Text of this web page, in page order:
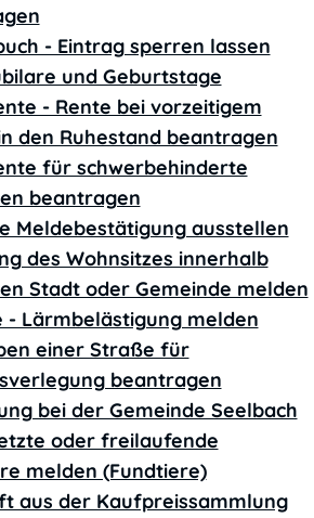
- Eintrag sperren lassen
und Geburtstage
- Rente bei vorzeitigem
den Ruhestand beantragen
für schwerbehinderte
beantragen
Meldebestätigung ausstellen
des Wohnsitzes innerhalb
Stadt oder Gemeinde melden
- Lärmbelästigung melden
einer Straße für
beantragen
bei der Gemeinde Seelbach
oder freilaufende
melden (Fundtiere)
aus der Kaufpreissammlung